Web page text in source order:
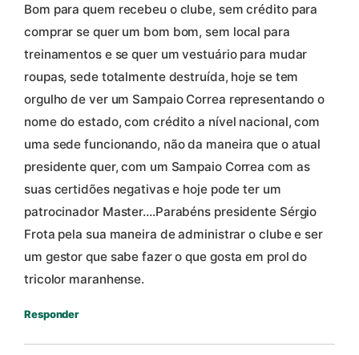
Bom para quem recebeu o clube, sem crédito para
comprar se quer um bom bom, sem local para
treinamentos e se quer um vestuário para mudar
roupas, sede totalmente destruída, hoje se tem
orgulho de ver um Sampaio Correa representando o
nome do estado, com crédito a nível nacional, com
uma sede funcionando, não da maneira que o atual
presidente quer, com um Sampaio Correa com as
suas certidões negativas e hoje pode ter um
patrocinador Master….Parabéns presidente Sérgio
Frota pela sua maneira de administrar o clube e ser
um gestor que sabe fazer o que gosta em prol do
tricolor maranhense.
Responder